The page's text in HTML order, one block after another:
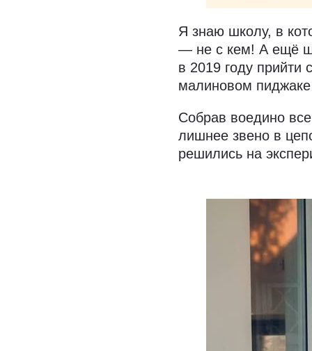
Я знаю школу, в
— не с кем! А ещё
в 2019 году прийти
малиновом
Собрав воедино
лишнее звено в
решились на